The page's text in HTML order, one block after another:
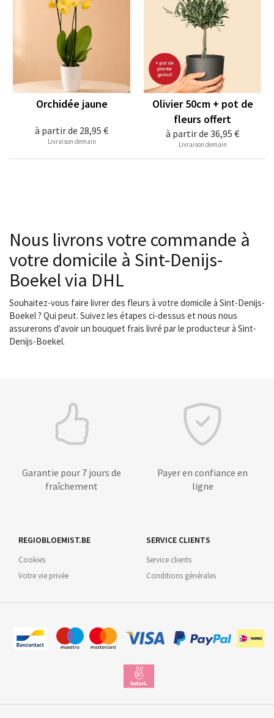
à partir de 28,95 €
Orchidée jaune
Livraison demain
à partir de 36,95 €
Olivier 50cm + pot de
fleurs offert
Livraison demain
Nous livrons votre commande à
votre domicile à Sint-Denijs-
Boekel via DHL
Souhaitez-vous faire livrer des fleurs à votre domicile à Sint-Denijs-
Boekel ? Qui peut. Suivez les étapes ci-dessus et nous nous
assurerons d'avoir un bouquet frais livré par le producteur à Sint-
Denijs-Boekel.
Garantie pour 7 jours de
fraîchement
Payer en confiance en
ligne
REGIOBLOEMIST.BE
Cookies
Votre vie privée
SERVICE CLIENTS
Service clients
Conditions générales